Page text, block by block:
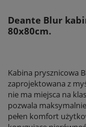
Deante Blur
80x80cm.
Kabina prysznicowa
zaprojektowana z
nie ma miejsca na
pozwala
pełen komfort